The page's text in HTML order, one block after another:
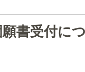
願書受付に